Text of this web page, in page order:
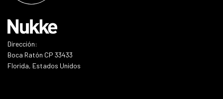
Dirección:
Boca Ratón CP 33433
Florida, Estados Unidos